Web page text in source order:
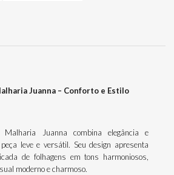
Juanna – Conforto e Estilo
Malharia Juanna combina elegância e
leve e versátil. Seu design apresenta
de folhagens em tons harmoniosos,
moderno e charmoso.